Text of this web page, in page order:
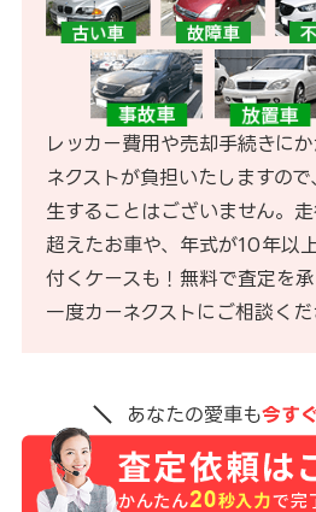
レッカー費用や売却手続きに
ネクストが負担いたしますの
生することはございません。
超えたお車や、年式が10年以
付くケースも！無料で査定を承
一度カーネクストにご相談くだ
あなたの愛車も今す